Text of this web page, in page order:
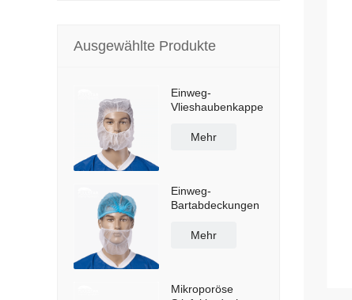
Ausgewählte Produkte
Einweg-
Vlieshaubenkappe
Mehr
Einweg-
Bartabdeckungen
Mehr
Mikroporöse